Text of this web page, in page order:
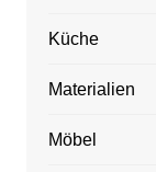
Küche
Materialien
Möbel